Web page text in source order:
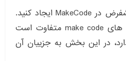
یک برنامه به صورت پیشفرض در MakeCode ایجاد کنید.
با توجه به اینکه آموزش های make code متفاوت است
در این بخش به جزییان آن